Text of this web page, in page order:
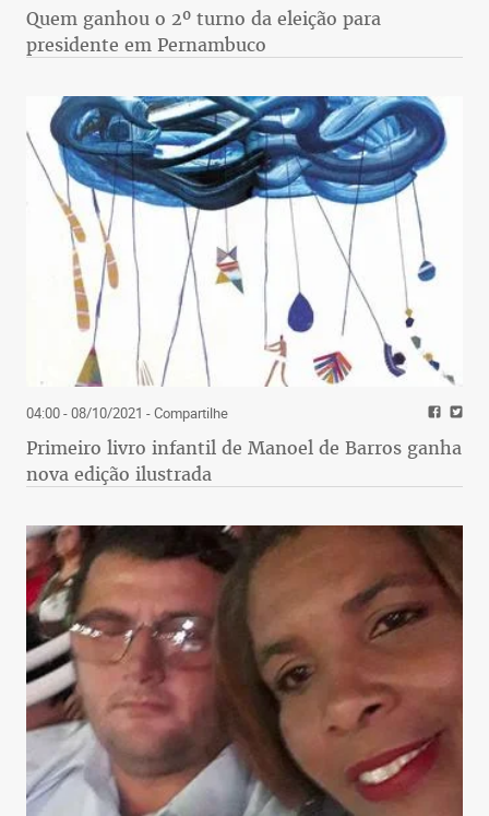
Quem ganhou o 2º turno da eleição para
presidente em Pernambuco
04:00 - 08/10/2021 - Compartilhe
Primeiro livro infantil de Manoel de Barros ganha
nova edição ilustrada